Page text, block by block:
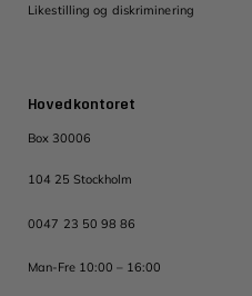
Hovedkontoret
Box 30006
104 25 Stockholm
0047 23 50 98 86
Man-Fre 10:00 – 16:00
Likestilling og diskriminering